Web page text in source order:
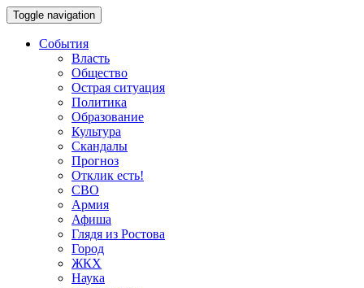
Toggle navigation
События
Власть
Общество
Острая ситуация
Политика
Образование
Культура
Скандалы
Прогноз
Отклик есть!
СВО
Армия
Афиша
Глядя из Ростова
Город
ЖКХ
Наука